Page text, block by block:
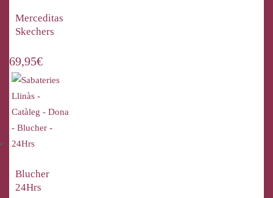
Merceditas
Skechers
69,95€
Blucher
24Hrs